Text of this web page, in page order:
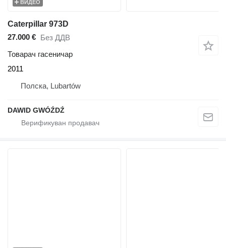
ВИДЕО
Caterpillar 973D
27.000 € Без ДДВ
Товарач гасеничар
2011
Полска, Lubartów
DAWID GWÓŹDŹ